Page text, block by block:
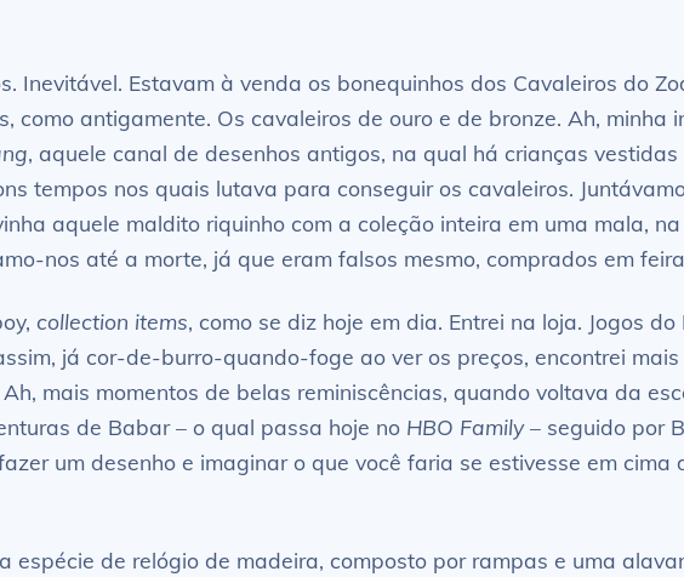
Inevitável. Estavam à venda os bonequinhos dos Cavaleiros do
como antigamente. Os cavaleiros de ouro e de bronze. Ah, minha
, aquele canal de desenhos antigos, na qual há crianças
tempos nos quais lutava para conseguir os cavaleiros.
aquele maldito riquinho com a coleção inteira em uma mala,
nos até a morte, já que eram falsos mesmo, comprados em
collection items, como se diz hoje em dia. Entrei na loja. Jogos
já cor-de-burro-quando-foge ao ver os preços, encontrei
mais momentos de belas reminiscências, quando voltava da
de Babar – o qual passa hoje no HBO Family– seguido por
um desenho e imaginar o que você faria se estivesse em cima
espécie de relógio de madeira, composto por rampas e uma